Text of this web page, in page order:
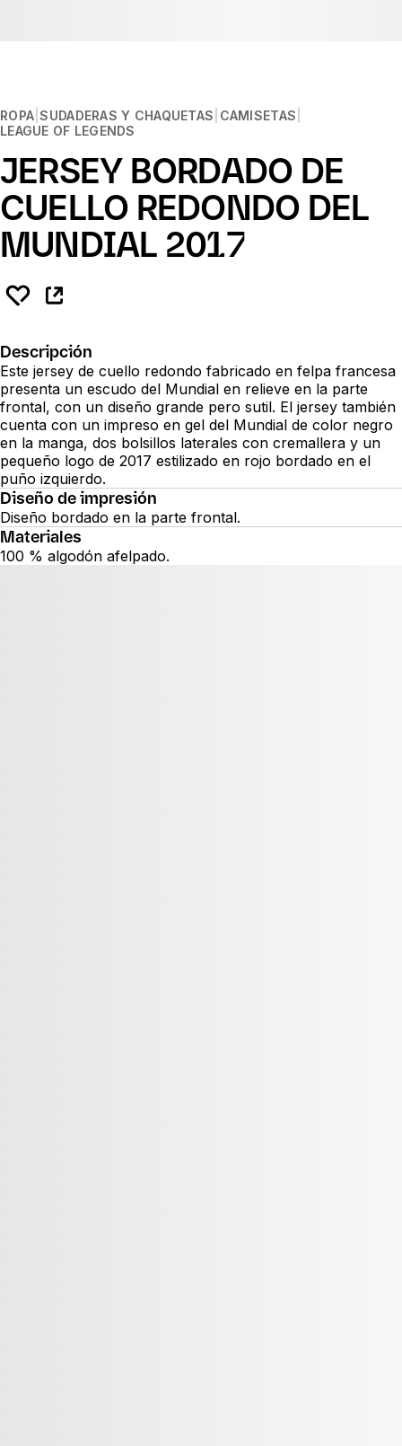
ROPA SUDADERAS Y CHAQUETAS CAMISETAS
LEAGUE OF LEGENDS
JERSEY BORDADO DE
CUELLO REDONDO DEL
MUNDIAL 2017
Descripción
Este jersey de cuello redondo fabricado en felpa francesa
presenta un escudo del Mundial en relieve en la parte
frontal, con un diseño grande pero sutil. El jersey también
cuenta con un impreso en gel del Mundial de color negro
en la manga, dos bolsillos laterales con cremallera y un
pequeño logo de 2017 estilizado en rojo bordado en el
puño izquierdo.
Diseño de impresión
Diseño bordado en la parte frontal.
Materiales
100 % algodón afelpado.